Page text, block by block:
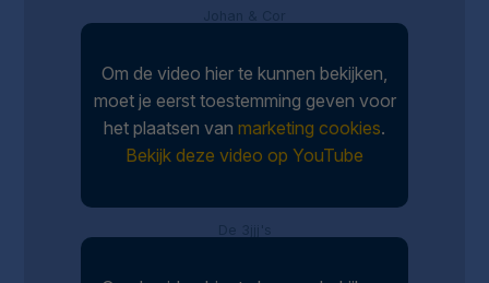
Om de video hier te kunnen bekijken,
moet je eerst toestemming geven voor
het plaatsen van marketing cookies.
Bekijk deze video op YouTube